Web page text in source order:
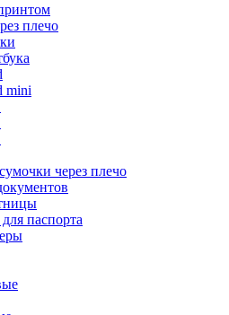
плечо
mini
через плечо
паспорта